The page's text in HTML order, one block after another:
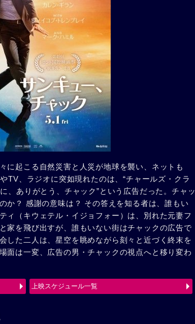
に起こる自然災害と人災が地球を襲い、ネットも
TV、ラジオに突如現れたのは、“チャールズ・クラ
、ありがとう、チャック”という広告だった。チャッ
か？ 感謝の意味は？ その答えを知る者は、誰もい
ィ（キウェテル・イジョフォー）は、別れた元妻フ
家を飛び出すが、誰もいない街はチャックの広告で
した二人は、星空を眺めながら刻々と近づく終末を
は一変、広告の男・チャックの視点へと移り変わ
上映スケジュール一覧